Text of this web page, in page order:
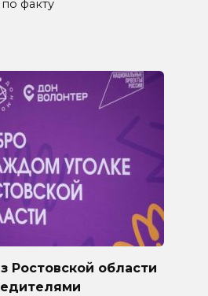
факту
Ростовской области